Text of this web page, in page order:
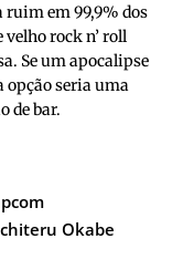
ruim em 99,9% dos
velho rock n’ roll
Se um apocalipse
seria uma
de bar.
Okabe